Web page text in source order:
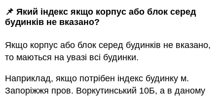
📌 Який індекс якщо корпус або блок серед
будинкiв не вказано?
Якщо корпус або блок серед будинкiв не вказано,
то маються на увазi всi будинки.
Наприклад, якщо потрiбен індекс будинку м.
Запоріжжя пров. Воркутинський 10Б, а в даному